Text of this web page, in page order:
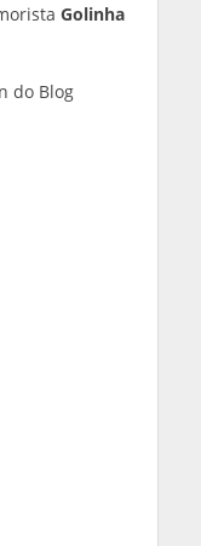
Golinha
do Blog